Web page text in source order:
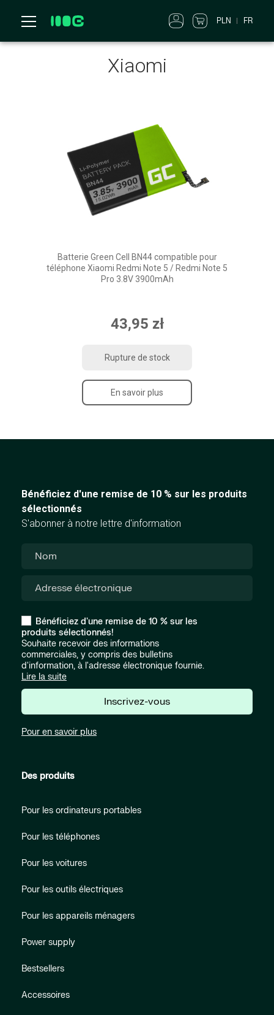
PLN FR
Xiaomi
Batterie Green Cell BN44 compatible pour
téléphone Xiaomi Redmi Note 5 / Redmi Note 5
Pro 3.8V 3900mAh
43,95 zł
Rupture de stock
En savoir plus
Bénéficiez d'une remise de 10 % sur les produits
sélectionnés
S'abonner à notre lettre d'information
Bénéficiez d'une remise de 10 % sur les
produits sélectionnés!
Souhaite recevoir des informations
commerciales, y compris des bulletins
d'information, à l'adresse électronique fournie.
Lire la suite
Inscrivez-vous
Pour en savoir plus
Des produits
Pour les ordinateurs portables
Pour les téléphones
Pour les voitures
Pour les outils électriques
Pour les appareils ménagers
Power supply
Bestsellers
Accessoires